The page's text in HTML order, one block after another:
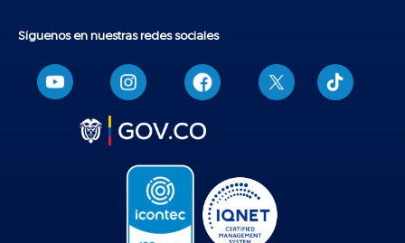
Síguenos en nuestras redes sociales
T
i
k